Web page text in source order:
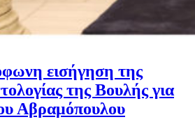
εισήγηση της
της Βουλής για
Αβραμόπουλου